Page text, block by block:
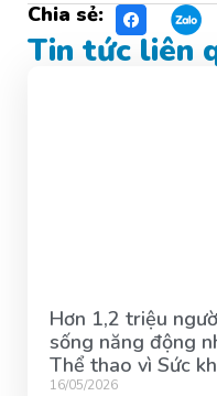
Chia sẻ:
Tin tức liên
Hơn 1,2 triệu
sống năng động
Thể thao vì Sức
16/05/2026